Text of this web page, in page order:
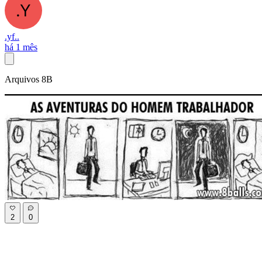
.yf..
há 1 mês
Arquivos 8B
2 0